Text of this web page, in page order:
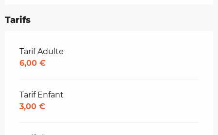
Tarifs
Tarifs 2026
Tarif Adulte
6,00 €
Tarif Enfant
3,00 €